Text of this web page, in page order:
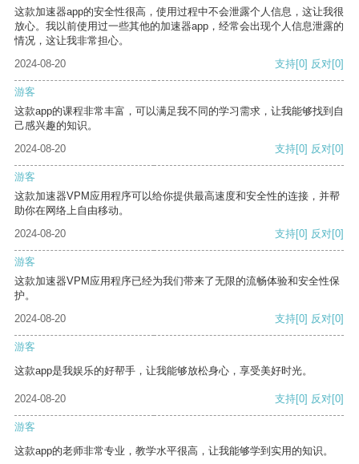
这款加速器app的安全性很高，使用过程中不会泄露个人信息，这让我很
放心。我以前使用过一些其他的加速器app，经常会出现个人信息泄露的
情况，这让我非常担心。
2024-08-20
支持[0] 反对[0]
游客
这款app的课程非常丰富，可以满足我不同的学习需求，让我能够找到自
己感兴趣的知识。
2024-08-20
支持[0] 反对[0]
游客
这款加速器VPM应用程序可以给你提供最高速度和安全性的连接，并帮
助你在网络上自由移动。
2024-08-20
支持[0] 反对[0]
游客
这款加速器VPM应用程序已经为我们带来了无限的流畅体验和安全性保
护。
2024-08-20
支持[0] 反对[0]
游客
这款app是我娱乐的好帮手，让我能够放松身心，享受美好时光。
2024-08-20 支持[0] 反对[0]
游客
这款app的老师非常专业，教学水平很高，让我能够学到实用的知识。